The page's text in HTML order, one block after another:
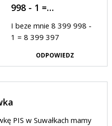
998 - 1 =…
I beze mnie 8 399 998 -
1 = 8 399 397
ODPOWIEDZ
PIS w Suwałkach mamy